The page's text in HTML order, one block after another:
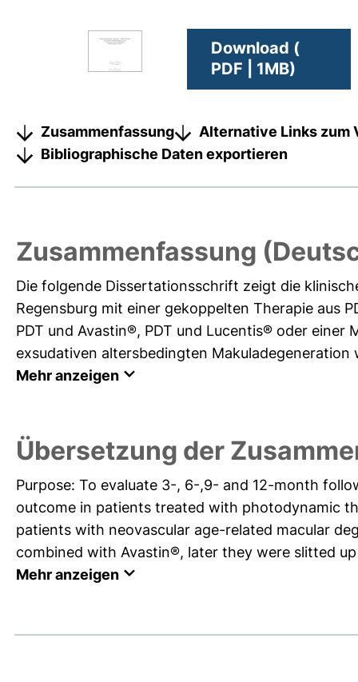
Download (
PDF | 1MB)
Zusammenfassung
Alternative Links zum
Bibliographische Daten exportieren
Zusammenfassung
Die folgende Dissertationsschrift zeigt die
Regensburg mit einer gekoppelten Therapie aus
PDT und Avastin®, PDT und Lucentis® oder
exsudativen altersbedingten
Mehr anzeigen
Übersetzung der
Purpose: To evaluate 3-, 6-,9- and 12-month
outcome in patients treated with photodynamic
patients with neovascular age-related macular
combined with Avastin®, later they were slitted
Mehr anzeigen